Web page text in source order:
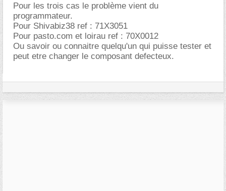
Pour les trois cas le problème vient du
programmateur.
Pour Shivabiz38 ref : 71X3051
Pour pasto.com et loirau ref : 70X0012
Ou savoir ou connaitre quelqu'un qui puisse tester et
peut etre changer le composant defecteux.